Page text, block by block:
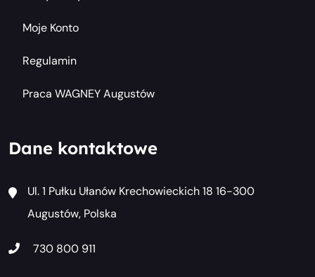
Moje Konto
Regulamin
Praca WAGNEY Augustów
Dane kontaktowe
Ul. 1 Pułku Ułanów Krechowieckich 18 16-300
Augustów, Polska
730 800 911